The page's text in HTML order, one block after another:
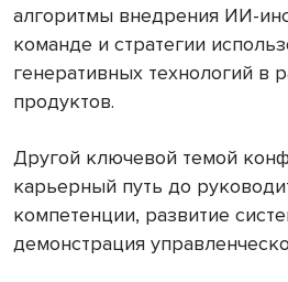
алгоритмы внедрения ИИ-
команде и стратегии
генеративных технологий в
продуктов.
Другой ключевой темой
карьерный путь до
компетенции, развитие
демонстрация